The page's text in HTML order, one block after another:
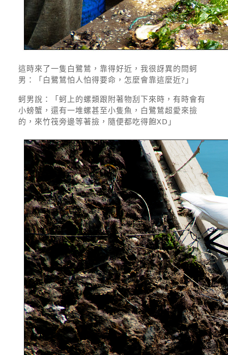
這時來了一隻白鷺鷥，靠得好近，我很訝異的問蚵
男：「白鷺鷥怕人怕得要命，怎麼會靠這麼近?」
蚵男說：「蚵上的螺類跟附著物刮下來時，有時會有
小螃蟹，還有一堆螺甚至小隻魚，白鷺鷥超愛來撿
的，來竹筏旁邊等著撿，隨便都吃得飽XD」